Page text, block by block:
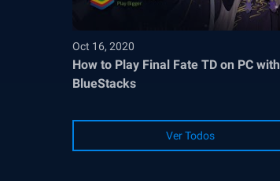
Oct 16, 2020
How to Play Final Fate TD on PC with
BlueStacks
Ver Todos